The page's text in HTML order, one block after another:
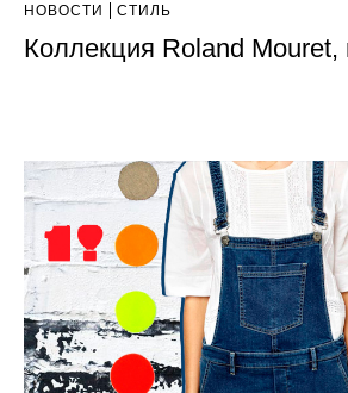
НОВОСТИ СТИЛЬ
Коллекция Roland Mouret,